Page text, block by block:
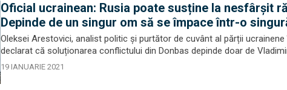
Oficial ucrainean: Rusia poate susține la nesfârșit
Depinde de un singur om să se împace într-o
Oleksei Arestovici, analist politic și purtător de cuvânt al părții
declarat că soluționarea conflictului din Donbas depinde doar de
19 IANUARIE 2021